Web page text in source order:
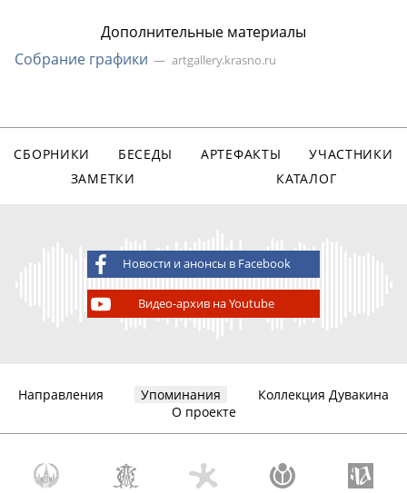
Дополнительные материалы
Собрание графики
artgallery.krasno.ru
СБОРНИКИ БЕСЕДЫ АРТЕФАКТЫ
УЧАСТНИКИ
ЗАМЕТКИ
КАТАЛОГ
Новости и анонсы в Facebook
Видео-архив на Youtube
Направления Упоминания
Коллекция Дувакина
О проекте